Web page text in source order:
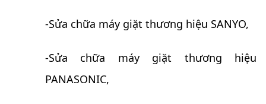
-Sửa chữa máy giặt thương hiệu SANYO,
-Sửa chữa máy giặt thương hiệu
PANASONIC,